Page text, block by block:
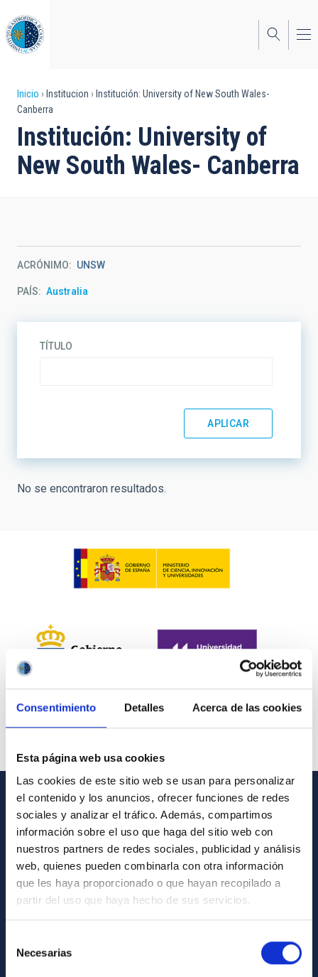
Consentimiento Detalles Acerca de las cookies
Esta página web usa cookies
Las cookies de este sitio web se usan para personalizar
el contenido y los anuncios, ofrecer funciones de redes
sociales y analizar el tráfico. Además, compartimos
información sobre el uso que haga del sitio web con
nuestros partners de redes sociales, publicidad y análisis
web, quienes pueden combinarla con otra información
que les haya proporcionado o que hayan recopilado a
partir del uso que haya hecho de sus servicios.
Necesarias
al
contenido
principal
Sobrescribir
enlaces
de
ayuda
navegación
Inicio Institucion
Institución: University of New South Wales-
Canberra
Institución: University of
New South Wales- Canberra
ACRÓNIMO UNSW
PAÍS Australia
TÍTULO
No se encontraron resultados.
INFORMACIÓN GENERAL
Contacto
Cómo llegar al IAC
Directorio de personal